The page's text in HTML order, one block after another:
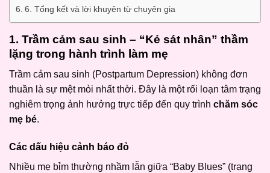
6. Tổng kết và lời khuyên từ chuyên gia
1. Trầm cảm sau sinh – “Kẻ sát nhân” thầm
lặng trong hành trình làm mẹ
Trầm cảm sau sinh (Postpartum Depression) không đơn
thuần là sự mệt mỏi nhất thời. Đây là một rối loạn tâm trạng
nghiêm trọng ảnh hưởng trực tiếp đến quy trình chăm sóc
mẹ bé.
Các dấu hiệu cảnh báo đỏ
Nhiều mẹ bỉm thường nhầm lẫn giữa “Baby Blues” (trạng